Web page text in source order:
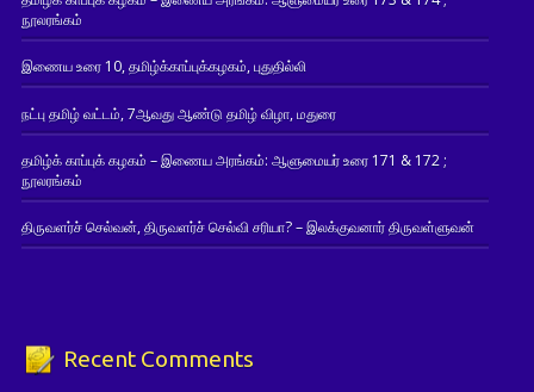
நூலரங்கம்
இணைய உரை 10, தமிழ்க்காப்புக்கழகம், புதுதில்லி
நட்பு தமிழ் வட்டம், 7ஆவது ஆண்டு தமிழ் விழா, மதுரை
தமிழ்க் காப்புக் கழகம் – இணைய அரங்கம்: ஆளுமையர் உரை 171 & 172 ;
நூலரங்கம்
திருவளர்ச் செல்வன், திருவளர்ச் செல்வி சரியா? – இலக்குவனார் திருவள்ளுவன்
Recent Comments